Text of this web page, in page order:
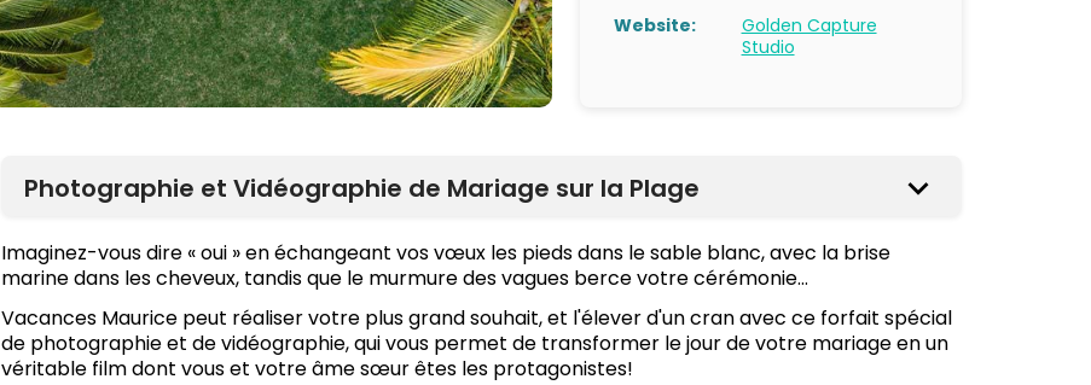
Website:
Golden Capture
Studio
Photographie et Vidéographie de Mariage sur la Plage
Imaginez-vous dire « oui » en échangeant vos vœux les pieds dans le sable blanc, avec la brise
marine dans les cheveux, tandis que le murmure des vagues berce votre cérémonie...
Vacances Maurice peut réaliser votre plus grand souhait, et l'élever d'un cran avec ce forfait spécial
de photographie et de vidéographie, qui vous permet de transformer le jour de votre mariage en un
véritable film dont vous et votre âme sœur êtes les protagonistes!